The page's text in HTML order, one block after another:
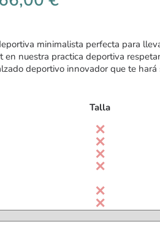
minimalista perfecta para
en nuestra practica deportiva
deportivo innovador que te
Talla